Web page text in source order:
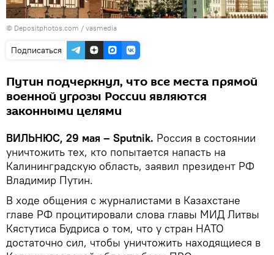
© Depositphotos.com / vasmedia
Подписаться
Путин подчеркнул, что все места прямой
военной угрозы России являются
законными целями
ВИЛЬНЮС, 29 мая – Sputnik. Россия в состоянии
уничтожить тех, кто попытается напасть на
Калининградскую область, заявил президент РФ
Владимир Путин.
В ходе общения с журналистами в Казахстане
главе РФ процитировали слова главы МИД Литвы
Кястутиса Будриса о том, что у стран НАТО
достаточно сил, чтобы уничтожить находящиеся в